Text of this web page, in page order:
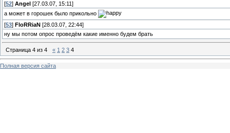
[52] Angel [27.03.07, 15:11]
а может в горошек было прикольно
[53] FloRRiaN [28.03.07, 22:44]
ну мы потом опрос проведём какие именно будем брать
Страница 4 из 4 « 1 2 3 4
Полная версия сайта